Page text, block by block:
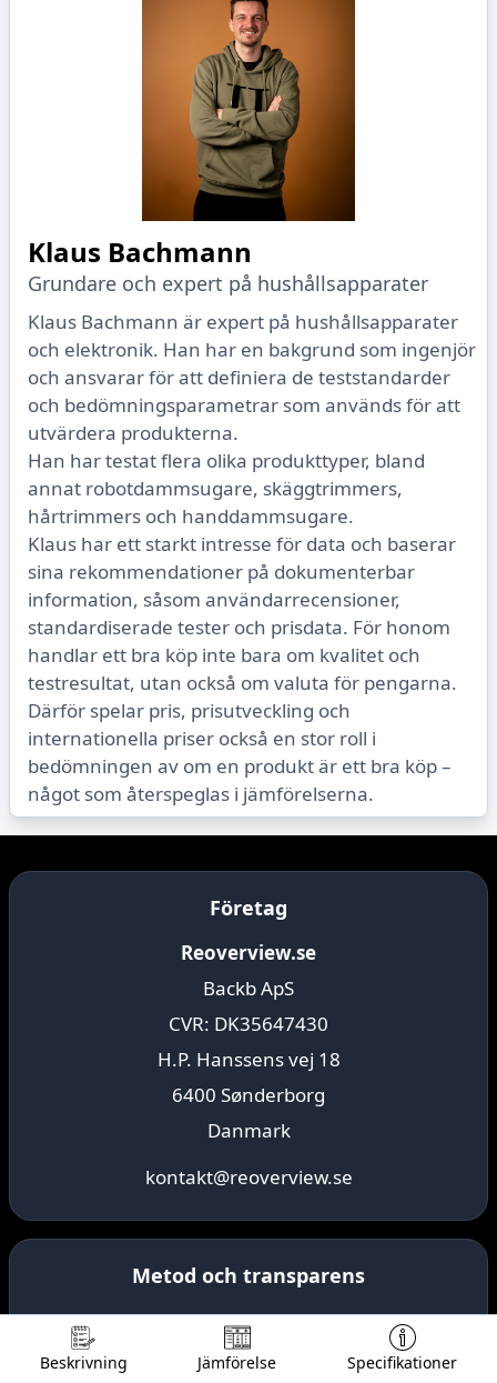
Beskrivning Jämförelse Specifikationer
Klaus Bachmann
Grundare och expert på hushållsapparater
Klaus Bachmann är expert på hushållsapparater
och elektronik. Han har en bakgrund som ingenjör
och ansvarar för att definiera de teststandarder
och bedömningsparametrar som används för att
utvärdera produkterna.
Han har testat flera olika produkttyper, bland
annat robotdammsugare, skäggtrimmers,
hårtrimmers och handdammsugare.
Klaus har ett starkt intresse för data och baserar
sina rekommendationer på dokumenterbar
information, såsom användarrecensioner,
standardiserade tester och prisdata. För honom
handlar ett bra köp inte bara om kvalitet och
testresultat, utan också om valuta för pengarna.
Därför spelar pris, prisutveckling och
internationella priser också en stor roll i
bedömningen av om en produkt är ett bra köp –
något som återspeglas i jämförelserna.
Företag
Reoverview.se
Backb ApS
CVR: DK35647430
H.P. Hanssens vej 18
6400 Sønderborg
Danmark
kontakt@reoverview.se
Metod och transparens
• Om Reoverview
• Kontakta oss